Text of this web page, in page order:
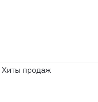
Хиты продаж